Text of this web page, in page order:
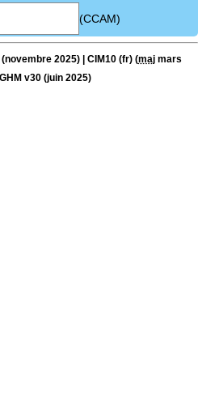
(CCAM)
2025) | CIM10 (fr) (maj mars
v30 (juin 2025)